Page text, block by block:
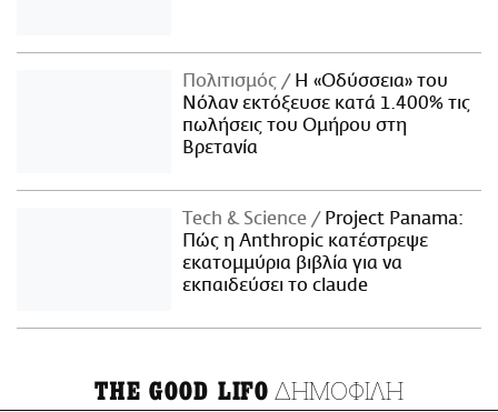
Πολιτισμός
Η «Οδύσσεια» του
Νόλαν εκτόξευσε κατά 1.400% τις
πωλήσεις του Ομήρου στη
Βρετανία
Τech & Science
Project Panama:
Πώς η Anthropic κατέστρεψε
εκατομμύρια βιβλία για να
εκπαιδεύσει το claude
THE GOOD LIFO ΔΗΜΟΦΙΛΗ